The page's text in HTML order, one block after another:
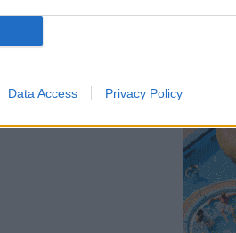
Data Access Privacy Policy